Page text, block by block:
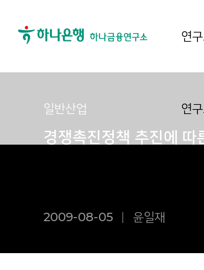
연
연
일반산업
경쟁촉진정책 추진에
2009-08-05 윤일재